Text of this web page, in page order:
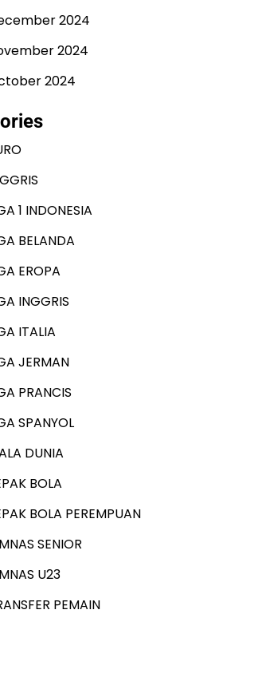
2024
2024
2024
1 INDONESIA
BELANDA
EROPA
INGGRIS
ITALIA
JERMAN
PRANCIS
SPANYOL
DUNIA
BOLA
BOLA PEREMPUAN
SENIOR
U23
PEMAIN